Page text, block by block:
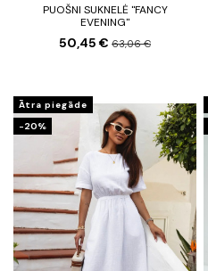
PUOŠNI SUKNELĖ "FANCY
EVENING"
50,45 € 63,06 €
Ātra piegāde
-20%